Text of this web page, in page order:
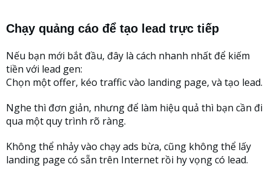
Chạy quảng cáo để tạo lead trực tiếp
Nếu bạn mới bắt đầu, đây là cách nhanh nhất để kiếm
tiền với lead gen:
Chọn một offer, kéo traffic vào landing page, và tạo lead.
Nghe thì đơn giản, nhưng để làm hiệu quả thì bạn cần đi
qua một quy trình rõ ràng.
Không thể nhảy vào chạy ads bừa, cũng không thể lấy
landing page có sẵn trên Internet rồi hy vọng có lead.